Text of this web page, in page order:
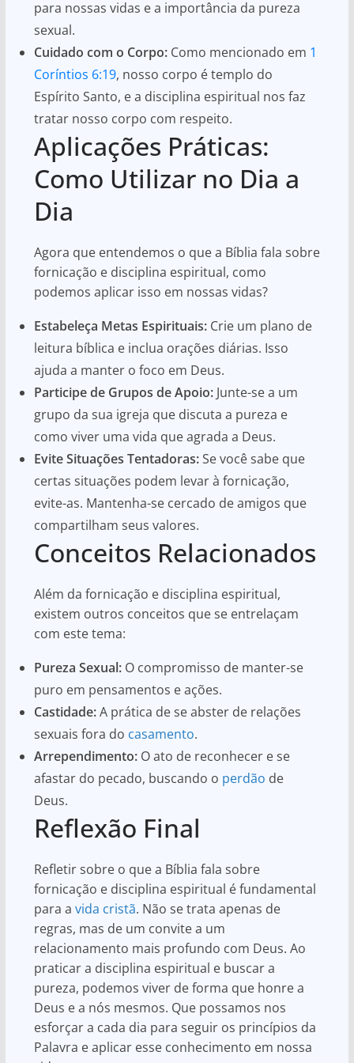
para nossas vidas e a importância da pureza
sexual.
Cuidado com o Corpo:Como mencionado em 1
Coríntios 6:19, nosso corpo é templo do
Espírito Santo, e a disciplina espiritual nos faz
tratar nosso corpo com respeito.
Aplicações Práticas:
Como Utilizar no Dia a
Dia
Agora que entendemos o que a Bíblia fala sobre
fornicação e disciplina espiritual, como
podemos aplicar isso em nossas vidas?
Estabeleça Metas Espirituais:Crie um plano de
leitura bíblica e inclua orações diárias. Isso
ajuda a manter o foco em Deus.
Participe de Grupos de Apoio:Junte-se a um
grupo da sua igreja que discuta a pureza e
como viver uma vida que agrada a Deus.
Evite Situações Tentadoras:Se você sabe que
certas situações podem levar à fornicação,
evite-as. Mantenha-se cercado de amigos que
compartilham seus valores.
Conceitos Relacionados
Além da fornicação e disciplina espiritual,
existem outros conceitos que se entrelaçam
com este tema:
Pureza Sexual:O compromisso de manter-se
puro em pensamentos e ações.
Castidade:A prática de se abster de relações
sexuais fora do casamento.
Arrependimento:O ato de reconhecer e se
afastar do pecado, buscando o perdão de
Deus.
Reflexão Final
Refletir sobre o que a Bíblia fala sobre
fornicação e disciplina espiritual é fundamental
para a vida cristã. Não se trata apenas de
regras, mas de um convite a um
relacionamento mais profundo com Deus. Ao
praticar a disciplina espiritual e buscar a
pureza, podemos viver de forma que honre a
Deus e a nós mesmos. Que possamos nos
esforçar a cada dia para seguir os princípios da
Palavra e aplicar esse conhecimento em nossa